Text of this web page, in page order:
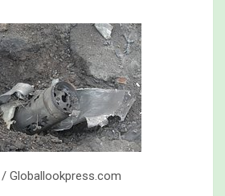
Globallookpress.com